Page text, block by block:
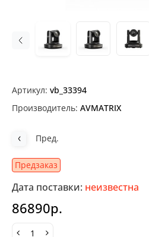
Артикул: vb_33394
Производитель: AVMATRIX
Пред.
Предзаказ
Дата поставки: неизвестна
86890р.